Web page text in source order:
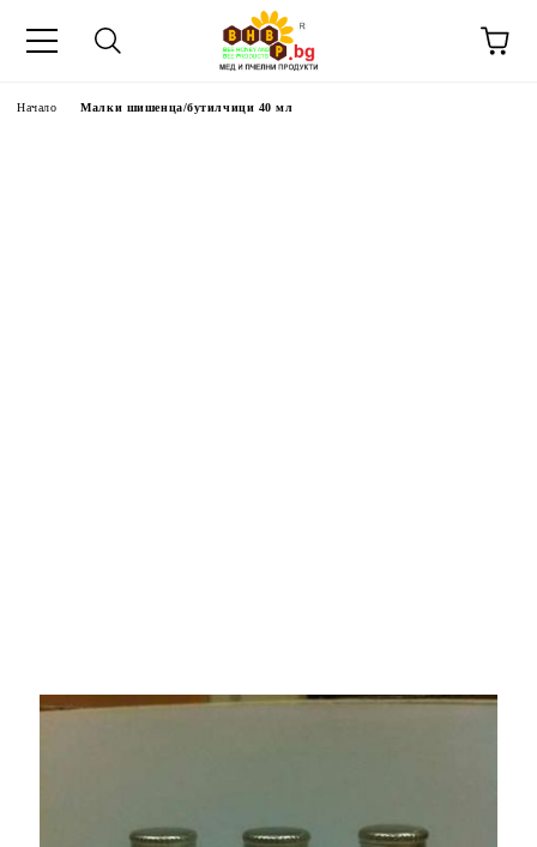
Начало Малки шишенца/бутилчици 40 мл